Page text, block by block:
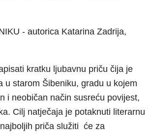
- autorica Katarina Zadrija,
kratku ljubavnu priču čija je
u starom Šibeniku, gradu u kojem
i neobičan način susreću povijest,
Cilj natječaja je potaknuti literarnu
priča služiti će za